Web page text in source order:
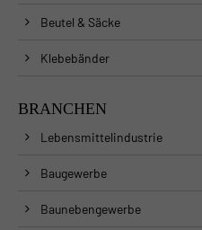
Beutel & Säcke
Klebebänder
BRANCHEN
Lebensmittelindustrie
Baugewerbe
Baunebengewerbe